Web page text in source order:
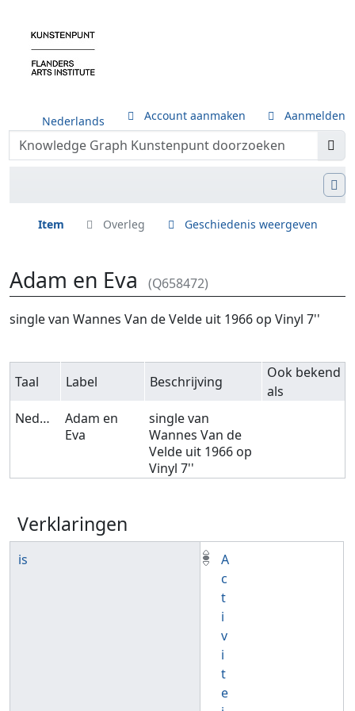
Nederlands Account aanmaken Aanmelden
Item Overleg Geschiedenis weergeven
Adam en Eva (Q658472)
Ga naar:navigatie, zoeken
single van Wannes Van de Velde uit 1966 op Vinyl 7''
Taal Label Beschrijving
Ook bekend
als
Nederlands
Adam en
Eva
single van
Wannes Van de
Velde uit 1966 op
Vinyl 7''
Verklaringen
is
A
c
t
i
v
i
t
e